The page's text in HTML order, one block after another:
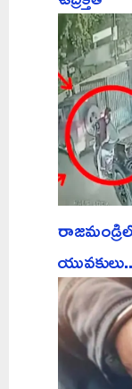
యువకులు..